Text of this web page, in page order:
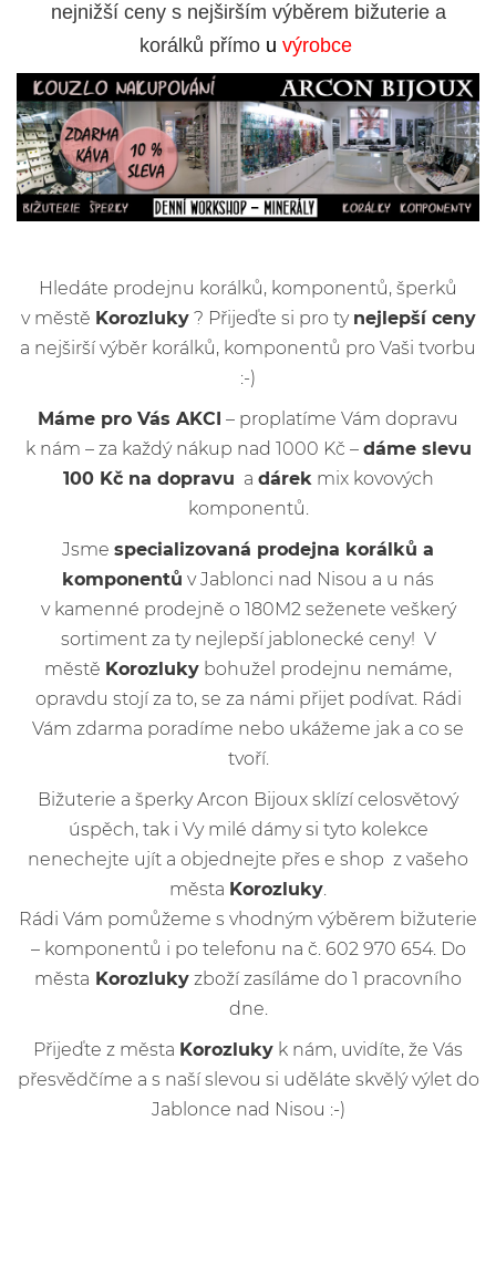
nejnižší ceny s nejširším výběrem bižuterie a
korálků přímo u výrobce
Hledáte prodejnu korálků, komponentů, šperků
v městě Korozluky? Přijeďte si pro ty nejlepší ceny
a nejširší výběr korálků, komponentů pro Vaši tvorbu
:-)
Máme pro Vás AKCI – proplatíme Vám dopravu
k nám – za každý nákup nad 1000 Kč – dáme slevu
100 Kč na dopravu a dárek mix kovových
komponentů.
Jsme specializovaná prodejna korálků a
komponentů v Jablonci nad Nisou a u nás
v kamenné prodejně o 180M2 seženete veškerý
sortiment za ty nejlepší jablonecké ceny! V
městě Korozluky bohužel prodejnu nemáme,
opravdu stojí za to, se za námi přijet podívat. Rádi
Vám zdarma poradíme nebo ukážeme jak a co se
tvoří.
Bižuterie a šperky Arcon Bijoux sklízí celosvětový
úspěch, tak i Vy milé dámy si tyto kolekce
nenechejte ujít a objednejte přes e shop z vašeho
města Korozluky
Rádi Vám pomůžeme s vhodným výběrem bižuterie
– komponentů i po telefonu na č. 602 970 654. Do
města Korozluky zboží zasíláme do 1 pracovního
dne.
Přijeďte z města Korozluky k nám, uvidíte, že Vás
přesvědčíme a s naší slevou si uděláte skvělý výlet do
Jablonce nad Nisou :-)